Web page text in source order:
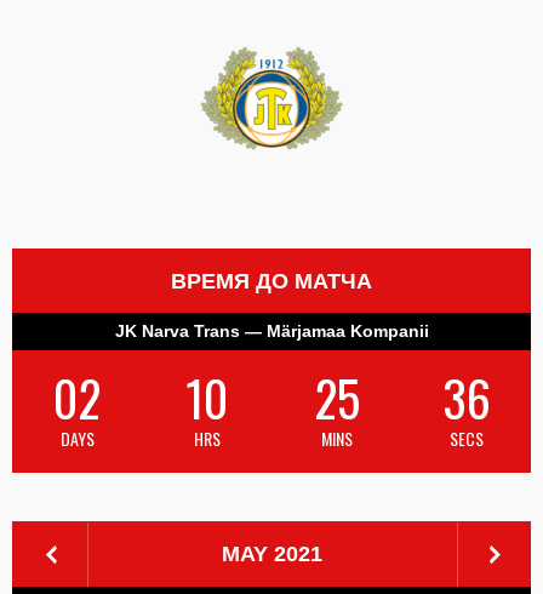
ВРЕМЯ ДО МАТЧА
JK Narva Trans — Märjamaa Kompanii
02
DAYS
10
HRS
25
MINS
36
SECS
MAY 2021